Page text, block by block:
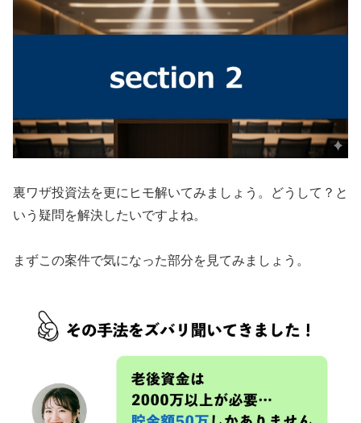
裏ワザ投資法を更にヒモ解いてみましょう。どうして？と
いう疑問を解決したいですよね。
まずこの案件で気になった部分を見てみましょう。